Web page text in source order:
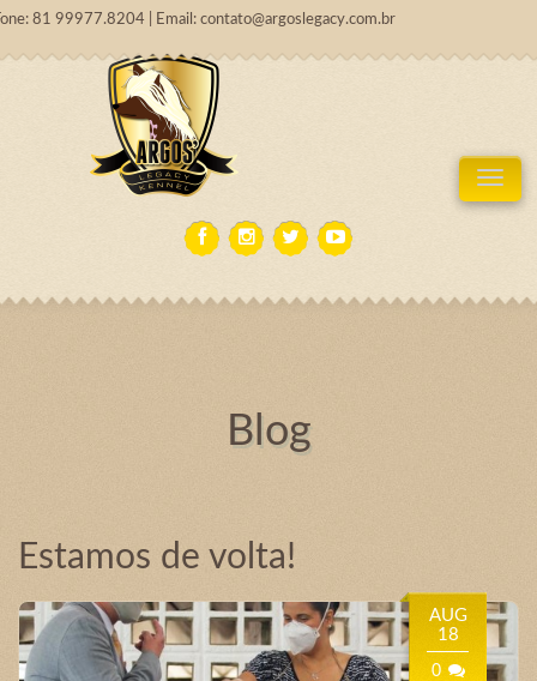
81 99977.8204 | Email: contato@argoslegacy.com.br
Blog
Estamos de volta!
AUG
18
0